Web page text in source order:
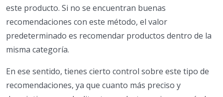
este producto. Si no se encuentran buenas
recomendaciones con este método, el valor
predeterminado es recomendar productos dentro de la
misma categoría.
En ese sentido, tienes cierto control sobre este tipo de
recomendaciones, ya que cuanto más preciso y